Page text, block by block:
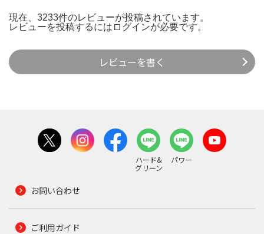
現在、3233件のレビューが投稿されています。
レビューを投稿するには ログインが必要です。
レビューを書く
ハード&
グリーン
パワー
お問い合わせ
ご利用ガイド